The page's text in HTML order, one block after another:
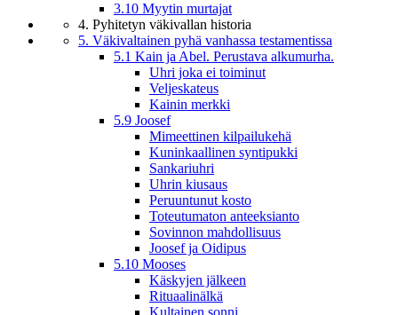
3.10 Myytin murtajat
4. Pyhitetyn väkivallan historia
5. Väkivaltainen pyhä vanhassa testamentissa
5.1 Kain ja Abel. Perustava alkumurha.
Uhri joka ei toiminut
Veljeskateus
Kainin merkki
5.9 Joosef
Mimeettinen kilpailukehä
Kuninkaallinen syntipukki
Sankariuhri
Uhrin kiusaus
Peruuntunut kosto
Toteutumaton anteeksianto
Sovinnon mahdollisuus
Joosef ja Oidipus
5.10 Mooses
Käskyjen jälkeen
Rituaalinälkä
Kultainen sonni